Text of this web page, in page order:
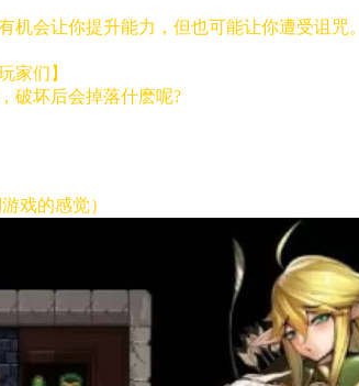
会让你提升能力，但也可能让你遭受诅咒。
家们】
破坏后会掉落什麽呢?
戏的感觉）